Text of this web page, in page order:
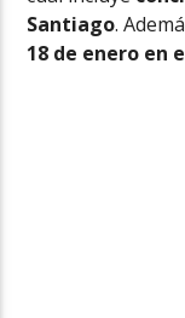
Santiago.
18 de enero en